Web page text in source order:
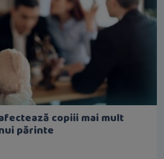
copiii mai mult
părinte